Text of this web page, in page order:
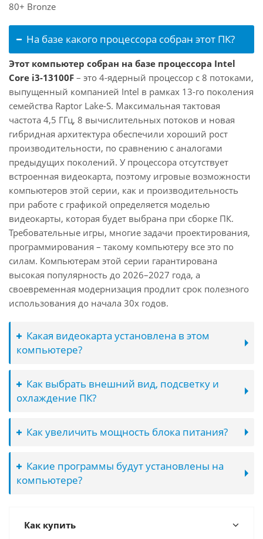
80+ Bronze
На базе какого процессора собран этот ПК?
Этот компьютер собран на базе процессора Intel
Core i3-13100F – это 4-ядерный процессор с 8 потоками,
выпущенный компанией Intel в рамках 13-го поколения
семейства Raptor Lake-S. Максимальная тактовая
частота 4,5 ГГц, 8 вычислительных потоков и новая
гибридная архитектура обеспечили хороший рост
производительности, по сравнению с аналогами
предыдущих поколений. У процессора отсутствует
встроенная видеокарта, поэтому игровые возможности
компьютеров этой серии, как и производительность
при работе с графикой определяется моделью
видеокарты, которая будет выбрана при сборке ПК.
Требовательные игры, многие задачи проектирования,
программирования – такому компьютеру все это по
силам. Компьютерам этой серии гарантирована
высокая популярность до 2026–2027 года, а
своевременная модернизация продлит срок полезного
использования до начала 30х годов.
Какая видеокарта установлена в этом
компьютере?
Как выбрать внешний вид, подсветку и
охлаждение ПК?
Как увеличить мощность блока питания?
Какие программы будут установлены на
компьютере?
Как купить